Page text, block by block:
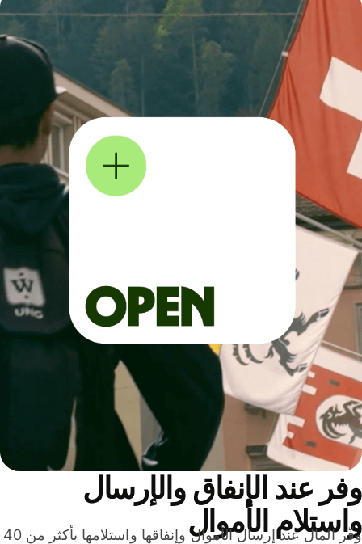
عند الإنفاق والإرسال
الأموال
وفّر المال عند إرسال الأموال وإنفاقها واستلامها بأكثر من 40